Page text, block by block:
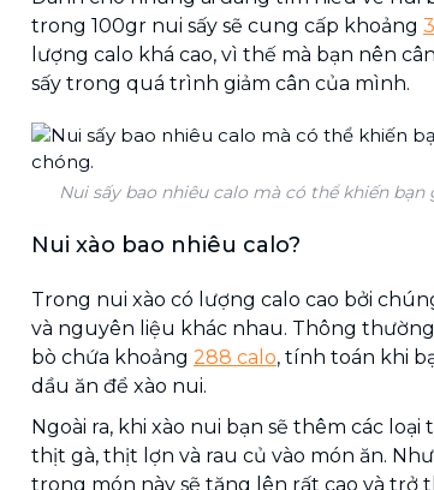
trong 100gr nui sấy sẽ cung cấp khoảng
lượng calo khá cao, vì thế mà bạn nên
sấy trong quá trình giảm cân của mình.
Nui sấy bao nhiêu calo mà có thể khiến
Nui xào bao nhiêu calo?
Trong nui xào có lượng calo cao bởi
và nguyên liệu khác nhau. Thông
bò chứa khoảng 288 calo, tính toán khi
dầu ăn để xào nui.
Ngoài ra, khi xào nui bạn sẽ thêm các
thịt gà, thịt lợn và rau củ vào món ăn.
trong món này sẽ tăng lên rất cao và trở